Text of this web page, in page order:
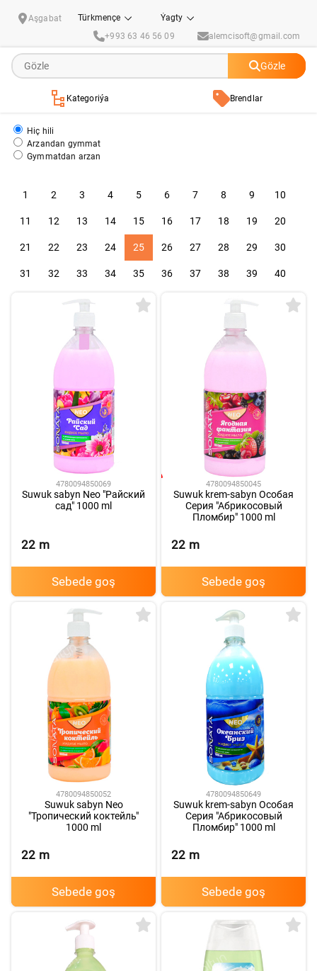
Aşgabat Türkmençe
Ýagty
+993 63 46 56 09
alemcisoft@gmail.com
Gözle
Kategoriýa Brendlar
Hiç hili
Arzandan gymmat
Gymmatdan arzan
1 2 3 4 5 6 7 8 9 10
11 12 13 14 15 16 17 18 19 20
21 22 23 24 25 26 27 28 29 30
31 32 33 34 35 36 37 38 39 40
4780094850069
Suwuk sabyn Neo "Райский
сад" 1000 ml
22 m
Sebede goş
4780094850045
Suwuk krem-sabyn Особая
Серия "Абрикосовый
Пломбир" 1000 ml
22 m
Sebede goş
4780094850052
Suwuk sabyn Neo
"Тропический коктейль"
1000 ml
22 m
Sebede goş
4780094850649
Suwuk krem-sabyn Особая
Серия "Абрикосовый
Пломбир" 1000 ml
22 m
Sebede goş